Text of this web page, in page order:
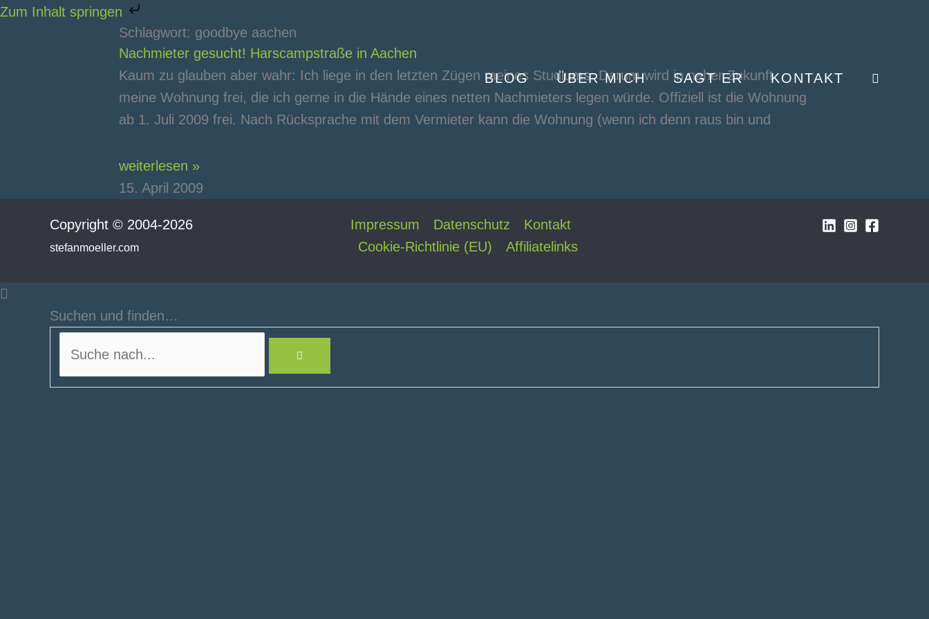
Zum Inhalt springen
Zum
BLOG
ÜBER MICH SAGT ER KONTAKT
Schlagwort: goodbye aachen
Nachmieter gesucht! Harscampstraße in Aachen
Kaum zu glauben aber wahr: Ich liege in den letzten Zügen meines Studiums. Darum wird in naher Zukunft
meine Wohnung frei, die ich gerne in die Hände eines netten Nachmieters legen würde. Offiziell ist die Wohnung
ab 1. Juli 2009 frei. Nach Rücksprache mit dem Vermieter kann die Wohnung (wenn ich denn raus bin und
weiterlesen »
15. April 2009
Copyright © 2004-2026
stefanmoeller.com
Impressum Datenschutz
Kontakt
Cookie-Richtlinie (EU)
Affiliatelinks
Suchen und finden…
Suche
nach...